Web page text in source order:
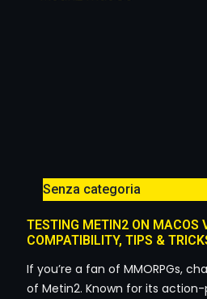
Senza categoria
TESTING METIN2 ON MACOS
COMPATIBILITY, TIPS &
If you’re a fan of MMORPGs,
of Metin2. Known for its